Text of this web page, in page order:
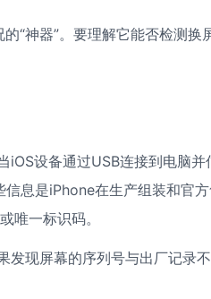
“神器”。要理解它能否检测换
iOS设备通过USB连接到电脑并
息是iPhone在生产组装和官
唯一标识码。
发现屏幕的序列号与出厂记录不